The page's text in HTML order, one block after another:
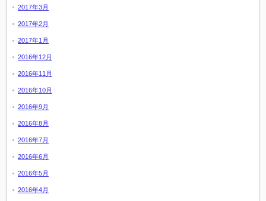
2017年3月
2017年2月
2017年1月
2016年12月
2016年11月
2016年10月
2016年9月
2016年8月
2016年7月
2016年6月
2016年5月
2016年4月